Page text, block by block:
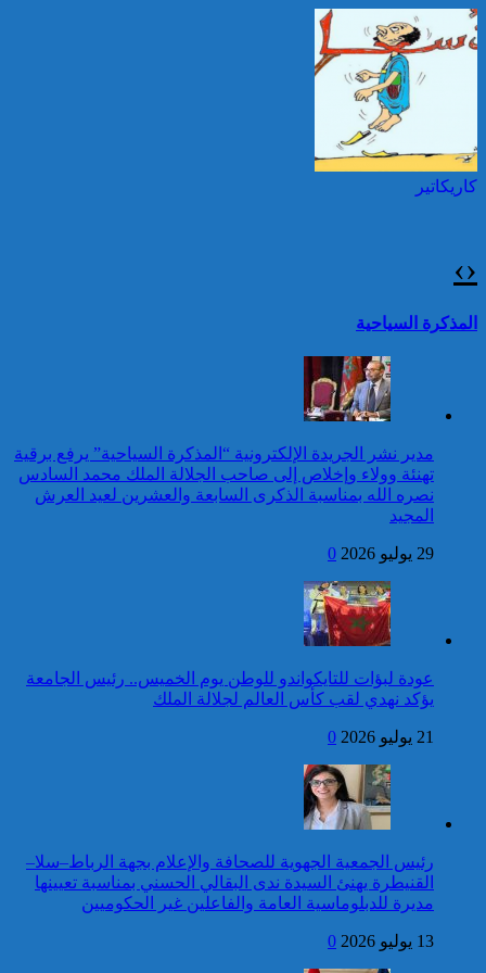
حرائق الغابات : الاتحاد
الأوروبي يعبئ إمكانياته
لدعم فرنسا والبرتغال
بالمناطق الحضرية خلال
حصيلة حوادث السير
بالمناطق الحضرية خلال
الأسبوع المنصرم
حصيلة حوادث السير
بالمناطق الحضرية خلال
الأسبوع المنصرم
بمناسبة عيد العرش المجيد
برقية تهنئة إلى جلالة الملك
من الرئيس الانتقالي
لجمهورية مالي، رئيس الدولة،
بمناسبة عيد العرش المجيد
برقية تهنئة إلى جلالة الملك
من رئيس جمهورية النيجر
بمناسبة عيد العرش المجيد
من رئيس مجلس جمهورية
الطوغو بمناسبة عيد العرش
توقيف شخصين هددا شرطيا
بسكينين خلال محاولة سرقة ليلا
تقرير: 67,7% من الأشخاص في
وضعية إعاقة لم يبلغوا أي مستوى
المديرية العامة للأمن الوطني تؤكد
بريطانية بشأن “اعتقال” مواطن
بريطاني عارية من الصحة
توقيف شخص للاشتباه في تورطه
في ارتكاب جريمة السرقة
المقرونة بالضرب والجرح المفضي
للموت كان ضحيتها مواطن أجنبي
بتارودانت
كاريكاتير
كاريكاتير
كاريكاتير
‹
›
المذكرة السياحية
مدير نشر الجريدة الإلكترونية “المذكرة السياحية” يرفع برقية
تهنئة وولاء وإخلاص إلى صاحب الجلالة الملك محمد السادس
نصره الله بمناسبة الذكرى السابعة والعشرين لعيد العرش
المجيد
29 يوليو 2026 0
عودة لبؤات للتايكواندو للوطن يوم الخميس.. رئيس الجامعة
يؤكد نهدي لقب كأس العالم لجلالة الملك
21 يوليو 2026 0
رئيس الجمعية الجهوية للصحافة والإعلام بجهة الرباط–سلا–
القنيطرة يهنئ السيدة ندى البقالي الحسني بمناسبة تعيينها
مديرة للدبلوماسية العامة والفاعلين غير الحكوميين
13 يوليو 2026 0